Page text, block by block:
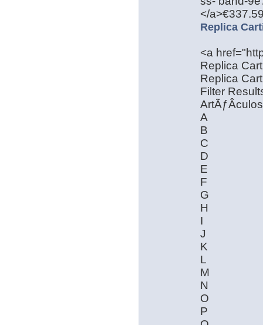
</
Replica
<a
Replica
Replica
Filter
A
B
C
D
E
F
G
H
I
J
K
L
M
N
O
P